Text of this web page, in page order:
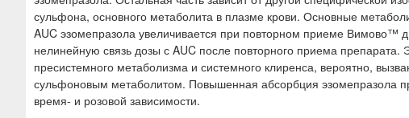
сульфона, основного метаболита в плазме крови. Основные
AUC эзомепразола увеличивается при повторном приеме Вимово™
нелинейную связь дозы с AUC после повторного приема
пресистемного метаболизма и системного клиренса, вероятно,
сульфоновым метаболитом. Повышенная абсорбция эзомепразола
время- и розовой зависимости.